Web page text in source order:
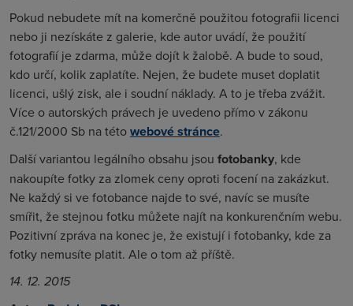
Pokud nebudete mít na komerčně použitou fotografii licenci
nebo ji nezískáte z galerie, kde autor uvádí, že použití
fotografií je zdarma, může dojít k žalobě. A bude to soud,
kdo určí, kolik zaplatíte. Nejen, že budete muset doplatit
licenci, ušlý zisk, ale i soudní náklady. A to je třeba zvážit.
Více o autorských právech je uvedeno přímo v zákonu
č.121/2000 Sb na tétowebové stránce.
Další variantou legálního obsahu jsou fotobanky, kde
nakoupíte fotky za zlomek ceny oproti focení na zakázkut.
Ne každý si ve fotobance najde to své, navíc se musíte
smířit, že stejnou fotku můžete najít na konkurenčním webu.
Pozitivní zpráva na konec je, že existují i fotobanky, kde za
fotky nemusíte platit. Ale o tom až příště.
14. 12. 2015